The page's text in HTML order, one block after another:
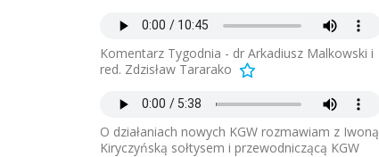
Komentarz Tygodnia - dr Arkadiusz Malkowski i
red. Zdzisław Tararako
O działaniach nowych KGW rozmawiam z Iwoną
Kiryczyńską sołtysem i przewodniczącą KGW